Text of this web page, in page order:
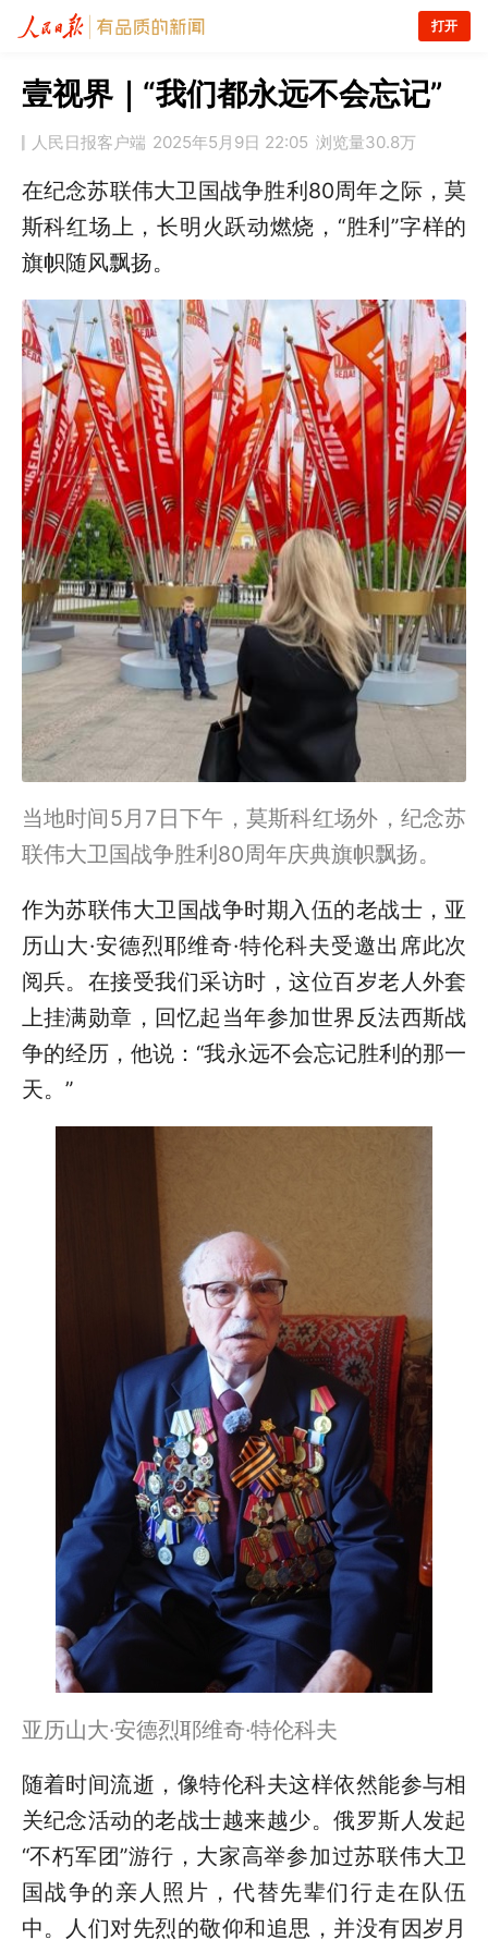
打开
壹视界｜“我们都永远不会忘记”
人民日报客户端 2025年5月9日 22:05 浏览量30.8万
在纪念苏联伟大卫国战争胜利80周年之际，莫
斯科红场上，长明火跃动燃烧，“胜利”字样的
旗帜随风飘扬。
当地时间5月7日下午，莫斯科红场外，纪念苏
联伟大卫国战争胜利80周年庆典旗帜飘扬。
作为苏联伟大卫国战争时期入伍的老战士，亚
历山大·安德烈耶维奇·特伦科夫受邀出席此次
阅兵。在接受我们采访时，这位百岁老人外套
上挂满勋章，回忆起当年参加世界反法西斯战
争的经历，他说：“我永远不会忘记胜利的那一
天。”
亚历山大·安德烈耶维奇·特伦科夫
随着时间流逝，像特伦科夫这样依然能参与相
关纪念活动的老战士越来越少。俄罗斯人发起
“不朽军团”游行，大家高举参加过苏联伟大卫
国战争的亲人照片，代替先辈们行走在队伍
中。人们对先烈的敬仰和追思，并没有因岁月